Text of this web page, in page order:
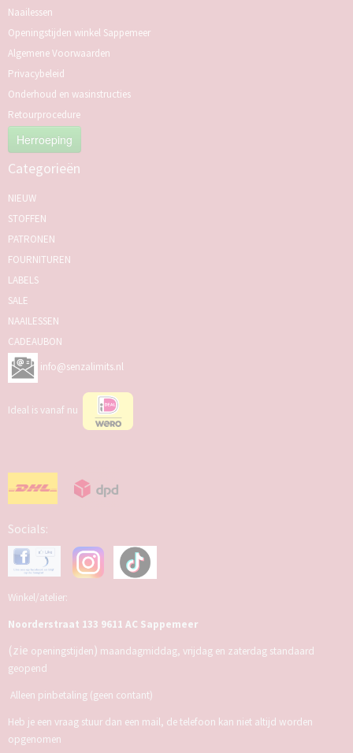
Naailessen
Openingstijden winkel Sappemeer
Algemene Voorwaarden
Privacybeleid
Onderhoud en wasinstructies
Retourprocedure
Herroeping
Categorieën
NIEUW
STOFFEN
PATRONEN
FOURNITUREN
LABELS
SALE
NAAILESSEN
CADEAUBON
info@senzalimits.nl
Ideal is vanaf nu
Socials:
Winkel/atelier:
Noorderstraat 133 9611 AC Sappemeer
(zie openingstijden) maandagmiddag, vrijdag en zaterdag standaard
geopend
Alleen pinbetaling (geen contant)
Heb je een vraag stuur dan een mail, de telefoon kan niet altijd worden
opgenomen